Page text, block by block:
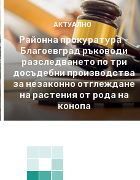
АКТУАЛНО
Районна прокуратура –
Благоевград ръководи
разследването по три
досъдебни производства
за незаконно отглеждане
на растения от рода на
конопа